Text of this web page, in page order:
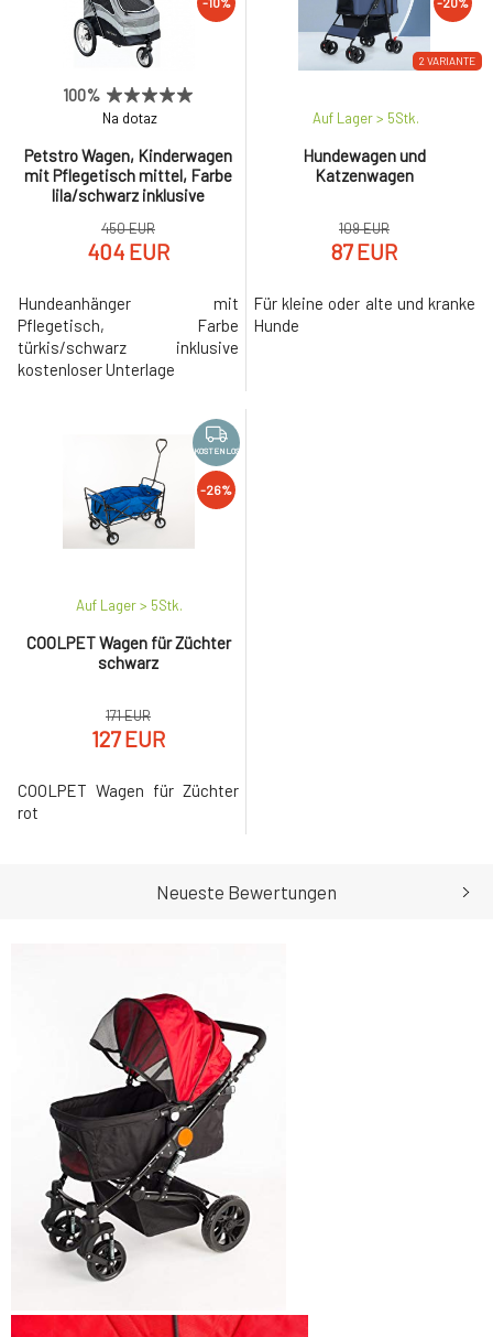
100%
Petstro Wagen, Kinderwagen
mit Pflegetisch mittel, Farbe
lila/schwarz inklusive
Na dotaz
450 EUR
404 EUR
Hundeanhänger mit
Pflegetisch, Farbe
türkis/schwarz inklusive
kostenloser Unterlage
2 VARIANTE
Hundewagen und
Katzenwagen
Auf Lager > 5Stk.
109 EUR
87 EUR
Für kleine oder alte und kranke
Hunde
KOSTENLOS
-26%
COOLPET Wagen für Züchter
schwarz
Auf Lager > 5Stk.
171 EUR
127 EUR
COOLPET Wagen für Züchter
rot
Neueste Bewertungen